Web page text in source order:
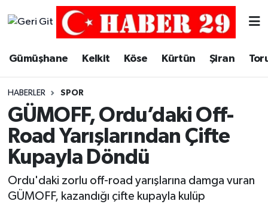
Gümüşhane Kelkit Köse Kürtün Şiran
HABERLER SPOR
GÜMOFF, Ordu’daki Off-
Road Yarışlarından Çifte
Kupayla Döndü
Ordu'daki zorlu off-road yarışlarına damga vuran
GÜMOFF, kazandığı çifte kupayla kulüp
Merkez Trafik Yoğunluk Haritası
Süper Lig Puan Durumu ve Fikstür
Tüm Manşetler
Son Dakika Haberleri
Haber Arşivi